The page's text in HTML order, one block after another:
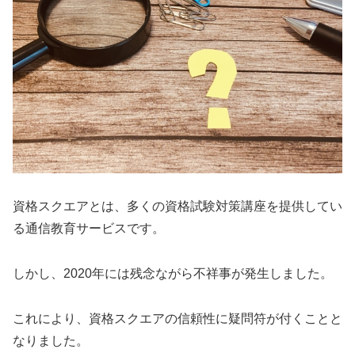
資格スクエアとは、多くの資格試験対策講座を提供してい
る通信教育サービスです。
しかし、2020年には残念ながら不祥事が発生しました。
これにより、資格スクエアの信頼性に疑問符が付くことと
なりました。